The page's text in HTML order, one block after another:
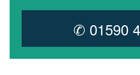
✆ 01590